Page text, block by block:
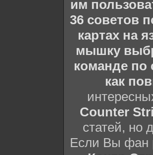
им
36 советов
картах на
мышку
команде по
как
Counter
статей, но
Если Вы фан